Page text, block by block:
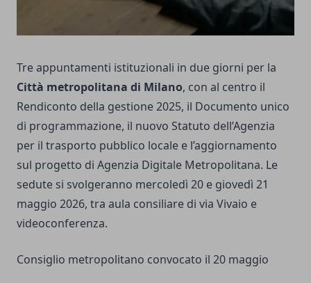
Tre appuntamenti istituzionali in due giorni per la
Città metropolitana di Milano, con al centro il
Rendiconto della gestione 2025, il Documento unico
di programmazione, il nuovo Statuto dell’Agenzia
per il trasporto pubblico locale e l’aggiornamento
sul progetto di Agenzia Digitale Metropolitana. Le
sedute si svolgeranno mercoledì 20 e giovedì 21
maggio 2026, tra aula consiliare di via Vivaio e
videoconferenza.
Consiglio metropolitano convocato il 20 maggio